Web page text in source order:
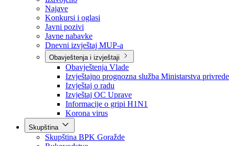
Aktuelno
Sve vijesti
Izdvojeno
Najave
Konkursi i oglasi
Javni pozivi
Javne nabavke
Dnevni izvještaj MUP-a
Obavještenja i izvještaji
Obavještenja Vlade
Izvještajno prognozna služba Ministarstva privrede
Izvještaj o radu
Izvještaj OC Uprave
Informacije o gripi H1N1
Korona virus